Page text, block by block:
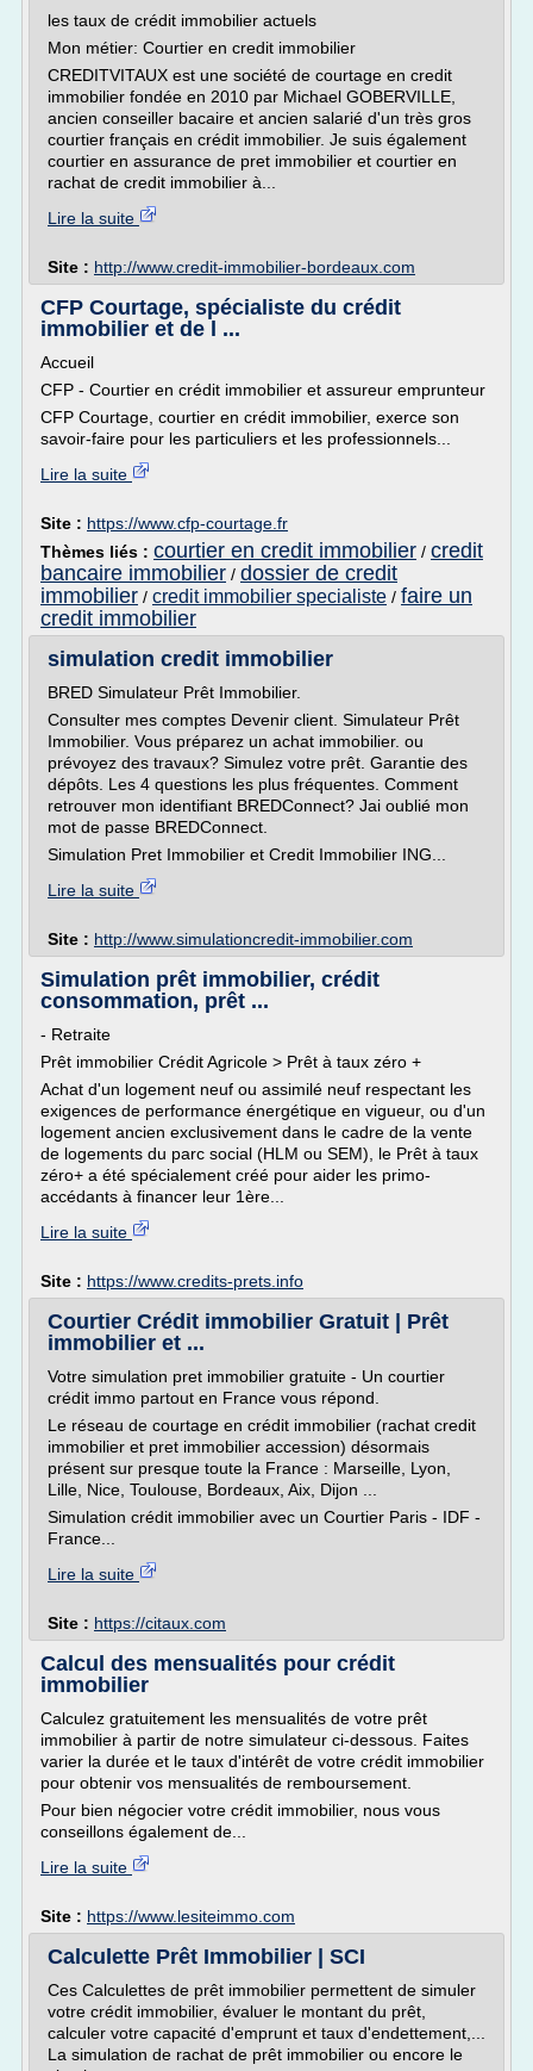
les taux de crédit immobilier actuels
Mon métier: Courtier en credit immobilier
CREDITVITAUX est une société de courtage en credit
immobilier fondée en 2010 par Michael GOBERVILLE,
ancien conseiller bacaire et ancien salarié d'un très gros
courtier français en crédit immobilier. Je suis également
courtier en assurance de pret immobilier et courtier en
rachat de credit immobilier à...
Lire la suite
Site : http://www.credit-immobilier-bordeaux.com
CFP Courtage, spécialiste du crédit
immobilier et de l ...
Accueil
CFP - Courtier en crédit immobilier et assureur emprunteur
CFP Courtage, courtier en crédit immobilier, exerce son
savoir-faire pour les particuliers et les professionnels...
Lire la suite
Site : https://www.cfp-courtage.fr
Thèmes liés : courtier en credit immobilier / credit
bancaire immobilier / dossier de credit
immobilier / credit immobilier specialiste / faire un
credit immobilier
simulation credit immobilier
BRED Simulateur Prêt Immobilier.
Consulter mes comptes Devenir client. Simulateur Prêt
Immobilier. Vous préparez un achat immobilier. ou
prévoyez des travaux? Simulez votre prêt. Garantie des
dépôts. Les 4 questions les plus fréquentes. Comment
retrouver mon identifiant BREDConnect? Jai oublié mon
mot de passe BREDConnect.
Simulation Pret Immobilier et Credit Immobilier ING...
Lire la suite
Site : http://www.simulationcredit-immobilier.com
Simulation prêt immobilier, crédit
consommation, prêt ...
- Retraite
Prêt immobilier Crédit Agricole > Prêt à taux zéro +
Achat d'un logement neuf ou assimilé neuf respectant les
exigences de performance énergétique en vigueur, ou d'un
logement ancien exclusivement dans le cadre de la vente
de logements du parc social (HLM ou SEM), le Prêt à taux
zéro+ a été spécialement créé pour aider les primo-
accédants à financer leur 1ère...
Lire la suite
Site : https://www.credits-prets.info
Courtier Crédit immobilier Gratuit | Prêt
immobilier et ...
Votre simulation pret immobilier gratuite - Un courtier
crédit immo partout en France vous répond.
Le réseau de courtage en crédit immobilier (rachat credit
immobilier et pret immobilier accession) désormais
présent sur presque toute la France : Marseille, Lyon,
Lille, Nice, Toulouse, Bordeaux, Aix, Dijon ...
Simulation crédit immobilier avec un Courtier Paris - IDF -
France...
Lire la suite
Site : https://citaux.com
Calcul des mensualités pour crédit
immobilier
Calculez gratuitement les mensualités de votre prêt
immobilier à partir de notre simulateur ci-dessous. Faites
varier la durée et le taux d'intérêt de votre crédit immobilier
pour obtenir vos mensualités de remboursement.
Pour bien négocier votre crédit immobilier, nous vous
conseillons également de...
Lire la suite
Site : https://www.lesiteimmo.com
Calculette Prêt Immobilier | SCI
Ces Calculettes de prêt immobilier permettent de simuler
votre crédit immobilier, évaluer le montant du prêt,
calculer votre capacité d'emprunt et taux d'endettement,...
La simulation de rachat de prêt immobilier ou encore le